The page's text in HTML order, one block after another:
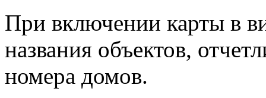
При включении карты в
названия объектов,
номера домов.